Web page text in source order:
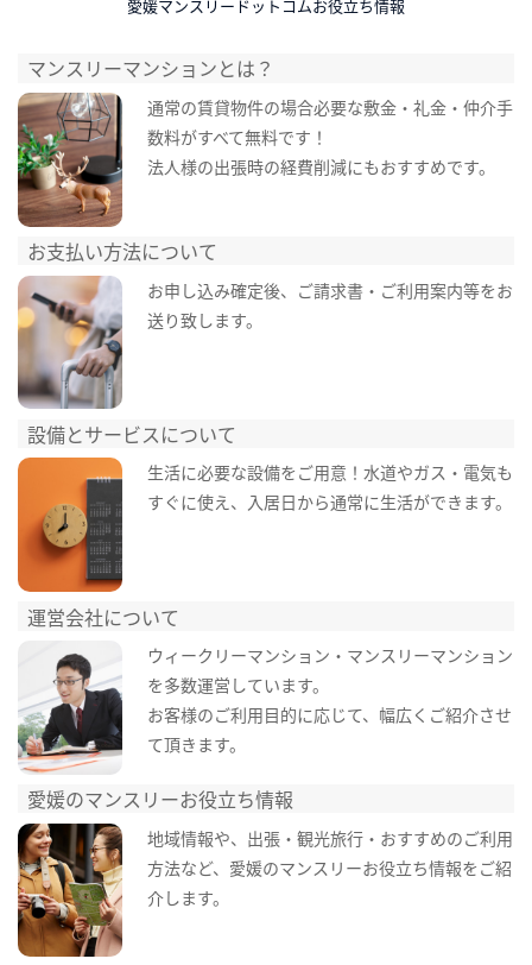
愛媛マンスリードットコムお役立ち情報
マンスリーマンションとは？
通常の賃貸物件の場合必要な敷金・礼金・仲介手
数料がすべて無料です！
法人様の出張時の経費削減にもおすすめです。
お支払い方法について
お申し込み確定後、ご請求書・ご利用案内等をお
送り致します。
設備とサービスについて
生活に必要な設備をご用意！水道やガス・電気も
すぐに使え、入居日から通常に生活ができます。
運営会社について
ウィークリーマンション・マンスリーマンション
を多数運営しています。
お客様のご利用目的に応じて、幅広くご紹介させ
て頂きます。
愛媛のマンスリーお役立ち情報
地域情報や、出張・観光旅行・おすすめのご利用
方法など、愛媛のマンスリーお役立ち情報をご紹
介します。